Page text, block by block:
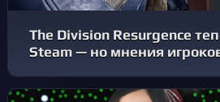
The Division Resurgence
Steam — но мнения